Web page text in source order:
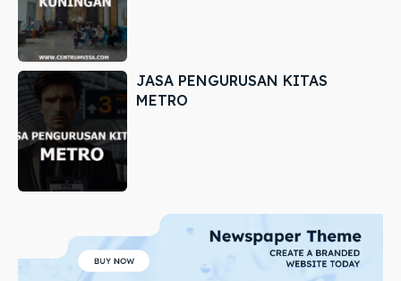
JASA PENGURUSAN KITAS
METRO